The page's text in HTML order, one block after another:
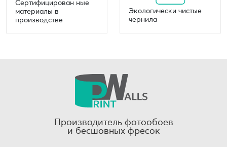
Сертифицирован ные
материалы в
производстве
Экологически чистые
чернила
Производитель фотообоев
и бесшовных фресок